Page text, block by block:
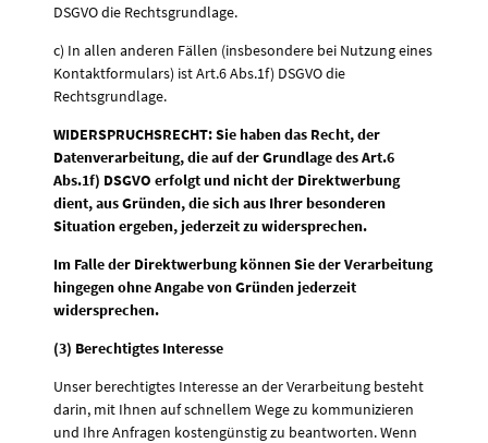
DSGVO die Rechtsgrundlage.
c) In allen anderen Fällen (insbesondere bei Nutzung eines
Kontaktformulars) ist Art.6 Abs.1f) DSGVO die
Rechtsgrundlage.
WIDERSPRUCHSRECHT: Sie haben das Recht, der
Datenverarbeitung, die auf der Grundlage des Art.6
Abs.1f) DSGVO erfolgt und nicht der Direktwerbung
dient, aus Gründen, die sich aus Ihrer besonderen
Situation ergeben, jederzeit zu widersprechen.
Im Falle der Direktwerbung können Sie der Verarbeitung
hingegen ohne Angabe von Gründen jederzeit
widersprechen.
(3) Berechtigtes Interesse
Unser berechtigtes Interesse an der Verarbeitung besteht
darin, mit Ihnen auf schnellem Wege zu kommunizieren
und Ihre Anfragen kostengünstig zu beantworten. Wenn